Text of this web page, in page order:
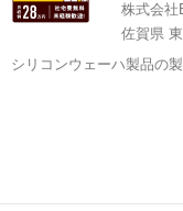
株式会社
佐賀県
シリコンウェーハ製品の